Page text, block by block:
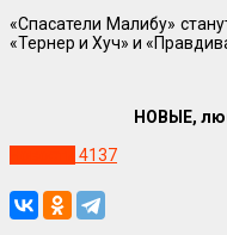
«Спасатели Малибу»
«Тернер и Хуч» и
НОВЫЕ,
4137